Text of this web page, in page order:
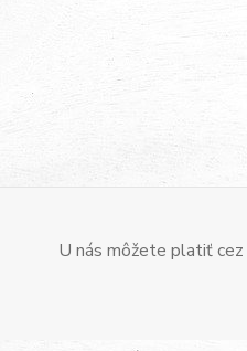
U nás môžete platiť